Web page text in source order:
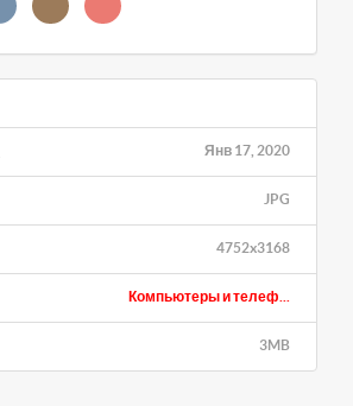
Янв 17, 2020
JPG
4752x3168
Компьютеры и телеф...
3MB